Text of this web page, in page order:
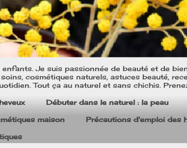
Je suis passionnée de beauté et de
cosmétiques naturels, astuces beauté,
Tout ça au naturel et sans chichis.
Débuter dans le naturel : la peau
maison Précautions d'emploi des